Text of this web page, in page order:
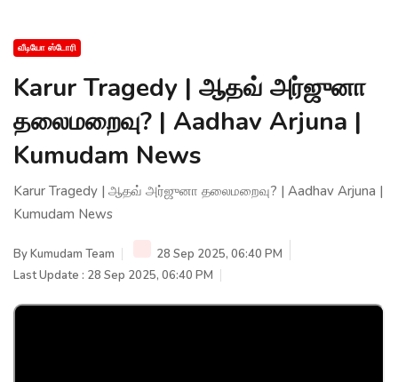
வீடியோ ஸ்டோரி
Karur Tragedy | ஆதவ் அர்ஜுனா
தலைமறைவு? | Aadhav Arjuna |
Kumudam News
Karur Tragedy | ஆதவ் அர்ஜுனா தலைமறைவு? | Aadhav Arjuna |
Kumudam News
ByKumudam Team
28 Sep 2025, 06:40 PM
Last Update : 28 Sep 2025, 06:40 PM